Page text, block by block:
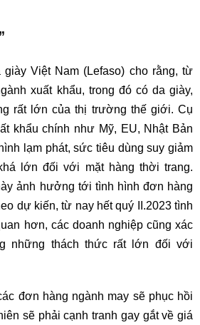
Việt Nam (Lefaso) cho rằng, từ
xuất khẩu, trong đó có da giày,
rất lớn của thị trường thế giới. Cụ
khẩu chính như Mỹ, EU, Nhật Bản
lạm phát, sức tiêu dùng suy giảm
lớn đối với mặt hàng thời trang.
ảnh hưởng tới tình hình đơn hàng
dự kiến, từ nay hết quý II.2023 tình
hơn, các doanh nghiệp cũng xác
những thách thức rất lớn đối với
đơn hàng ngành may sẽ phục hồi
sẽ phải cạnh tranh gay gắt về giá